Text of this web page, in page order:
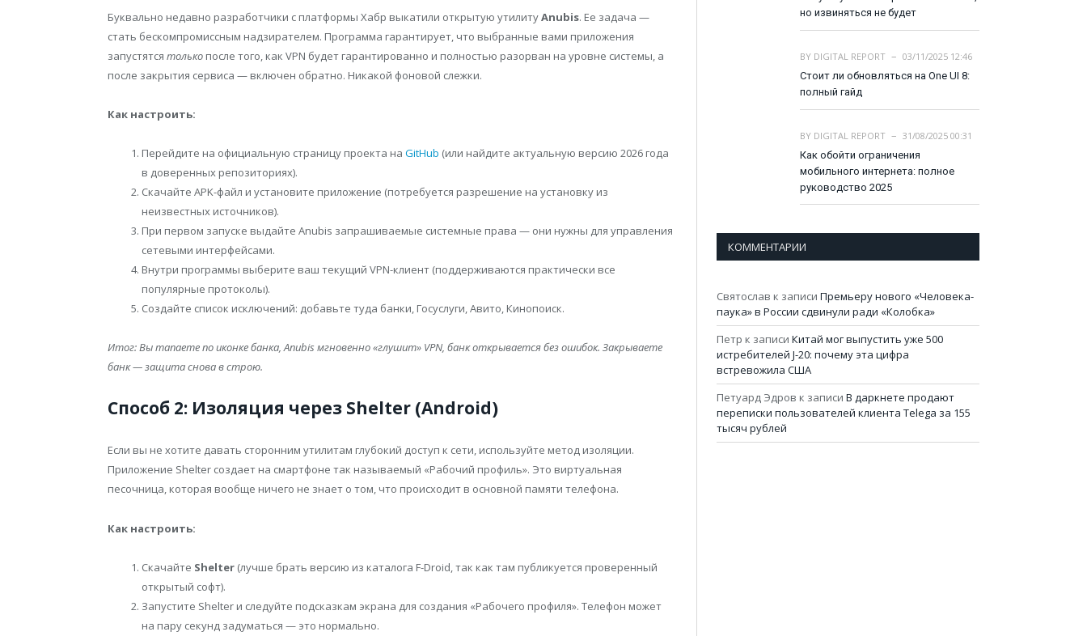
Буквально недавно разработчики с платформы Хабр выкатили открытую утилитуAnubis. Ее задача —
стать бескомпромиссным надзирателем. Программа гарантирует, что выбранные вами приложения
запустятся только после того, как VPN будет гарантированно и полностью разорван на уровне системы, а
после закрытия сервиса — включен обратно. Никакой фоновой слежки.
Как настроить:
Перейдите на официальную страницу проекта на GitHub (или найдите актуальную версию 2026 года
в доверенных репозиториях).
Скачайте APK-файл и установите приложение (потребуется разрешение на установку из
неизвестных источников).
При первом запуске выдайте Anubis запрашиваемые системные права — они нужны для управления
сетевыми интерфейсами.
Внутри программы выберите ваш текущий VPN-клиент (поддерживаются практически все
популярные протоколы).
Создайте список исключений: добавьте туда банки, Госуслуги, Авито, Кинопоиск.
Итог: Вы тапаете по иконке банка, Anubis мгновенно «глушит» VPN, банк открывается без ошибок. Закрываете
банк — защита снова в строю.
Способ 2: Изоляция через Shelter (Android)
Если вы не хотите давать сторонним утилитам глубокий доступ к сети, используйте метод изоляции.
Приложение Shelter создает на смартфоне так называемый «Рабочий профиль». Это виртуальная
песочница, которая вообще ничего не знает о том, что происходит в основной памяти телефона.
Как настроить:
Скачайте Shelter (лучше брать версию из каталога F-Droid, так как там публикуется проверенный
открытый софт).
Запустите Shelter и следуйте подсказкам экрана для создания «Рабочего профиля». Телефон может
на пару секунд задуматься — это нормально.
но извиняться не будет
BY DIGITAL REPORT
03/11/2025 12:46
Стоит ли обновляться на One UI 8:
полный гайд
BY DIGITAL REPORT
31/08/2025 00:31
Как обойти ограничения
мобильного интернета: полное
руководство 2025
КОММЕНТАРИИ
Святослав к записи Премьеру нового «Человека-
паука» в России сдвинули ради «Колобка»
Петр к записи Китай мог выпустить уже 500
истребителей J-20: почему эта цифра
встревожила США
Петуард Эдров к записи В даркнете продают
переписки пользователей клиента Telega за 155
тысяч рублей